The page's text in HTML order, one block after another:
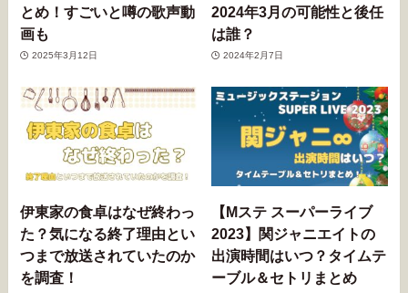
とめ！すごいと噂の歌声動
画も
2025年3月12日
2024年3月の可能性と後任
は誰？
2024年2月7日
伊東家の食卓はなぜ終わっ
た？気になる終了理由とい
つまで放送されていたのか
を調査！
【Mステ スーパーライブ
2023】関ジャニエイトの
出演時間はいつ？タイムテ
ーブル＆セトリまとめ